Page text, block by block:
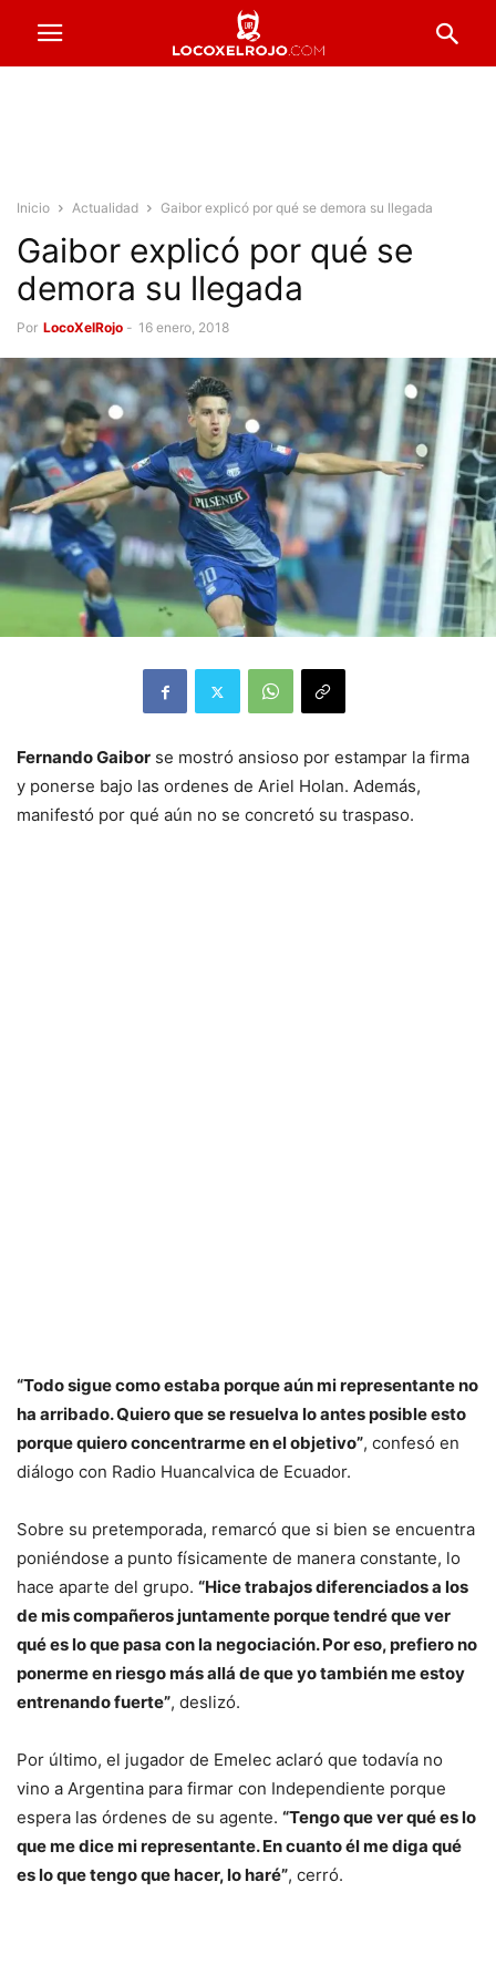
Inicio Actualidad Gaibor explicó por qué se demora su llegada
Gaibor explicó por qué se
demora su llegada
Por LocoXelRojo - 16 enero, 2018
Fernando Gaibor se mostró ansioso por estampar la firma
y ponerse bajo las ordenes de Ariel Holan. Además,
manifestó por qué aún no se concretó su traspaso.
“Todo sigue como estaba porque aún mi representante no
ha arribado. Quiero que se resuelva lo antes posible esto
porque quiero concentrarme en el objetivo”, confesó en
diálogo con Radio Huancalvica de Ecuador.
Sobre su pretemporada, remarcó que si bien se encuentra
poniéndose a punto físicamente de manera constante, lo
hace aparte del grupo. “Hice trabajos diferenciados a los
de mis compañeros juntamente porque tendré que ver
qué es lo que pasa con la negociación. Por eso, prefiero no
ponerme en riesgo más allá de que yo también me estoy
entrenando fuerte”, deslizó.
Por último, el jugador de Emelec aclaró que todavía no
vino a Argentina para firmar con Independiente porque
espera las órdenes de su agente. “Tengo que ver qué es lo
que me dice mi representante. En cuanto él me diga qué
es lo que tengo que hacer, lo haré”, cerró.